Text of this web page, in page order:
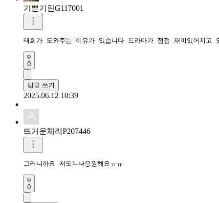
기쁜기린G117001
태희가 도와주는 이유가 있습니다 드라마가 점점 재미있어지고
0
답글 쓰기
2025.06.12 10:39
뜨거운체리P207446
그러니까요 저도누나응원해요ㅠㅠ
0